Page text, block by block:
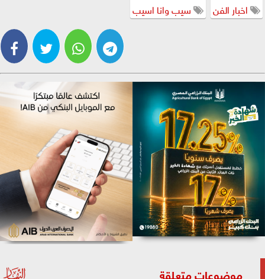
اخبار الفن
سيب وانا اسيب
موضوعات متعلقة